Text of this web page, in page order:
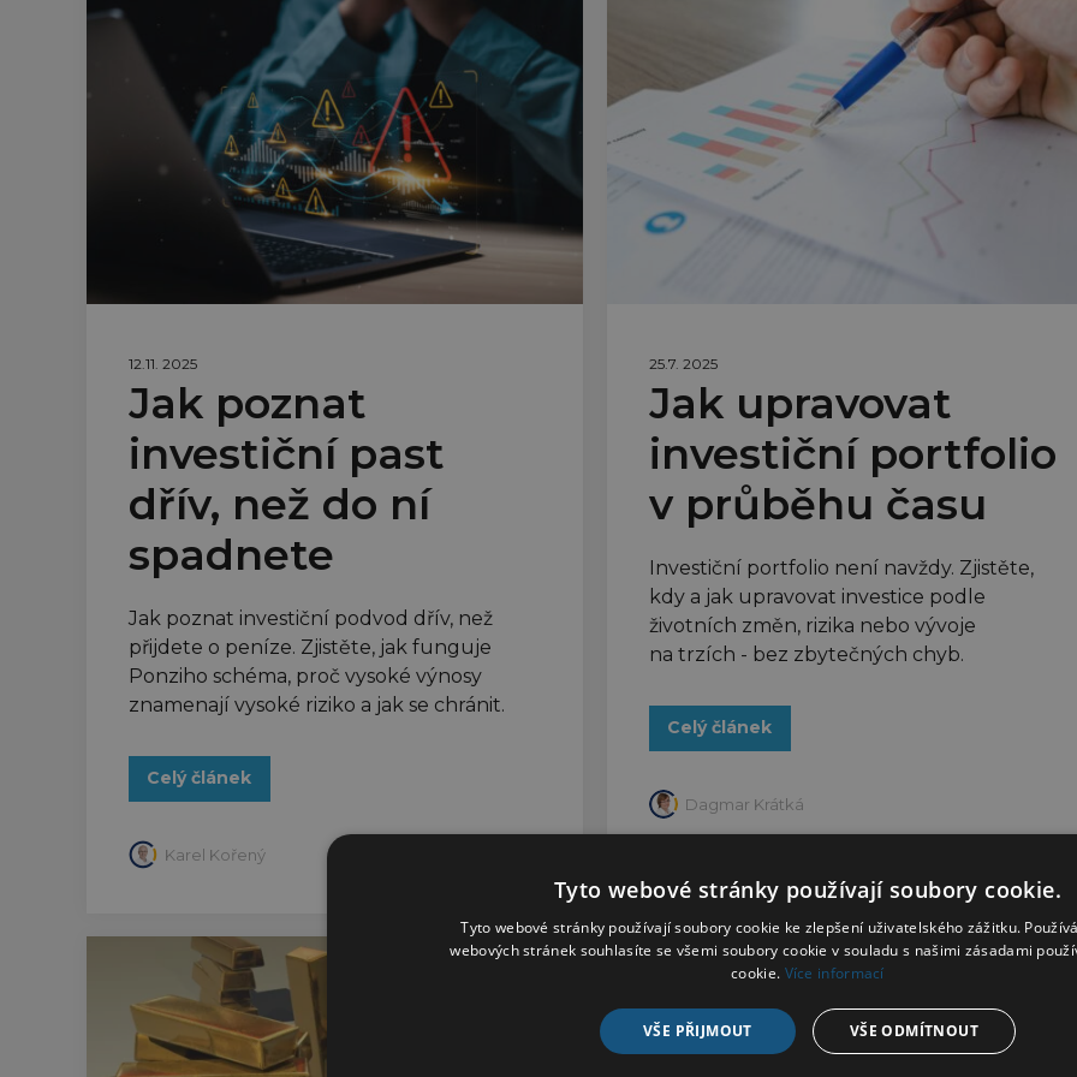
12.11. 2025
Jak poznat
investiční past
dřív, než do ní
spadnete
Jak poznat investiční podvod dřív, než
přijdete o peníze. Zjistěte, jak funguje
Ponziho schéma, proč vysoké výnosy
znamenají vysoké riziko a jak se chránit.
Celý článek
Karel Kořený
25.7. 2025
Jak upravovat
investiční portfolio
v průběhu času
Investiční portfolio není navždy. Zjistěte,
kdy a jak upravovat investice podle
životních změn, rizika nebo vývoje
na trzích - bez zbytečných chyb.
Celý článek
Dagmar Krátká
Tyto webové stránky používají soubory cookie.
Tyto webové stránky používají soubory cookie ke zlepšení uživatelského zážitku.
webových stránek souhlasíte se všemi soubory cookie v souladu s našimi zásadami
cookie. Více informací
VŠE PŘIJMOUT VŠE ODMÍTNOUT